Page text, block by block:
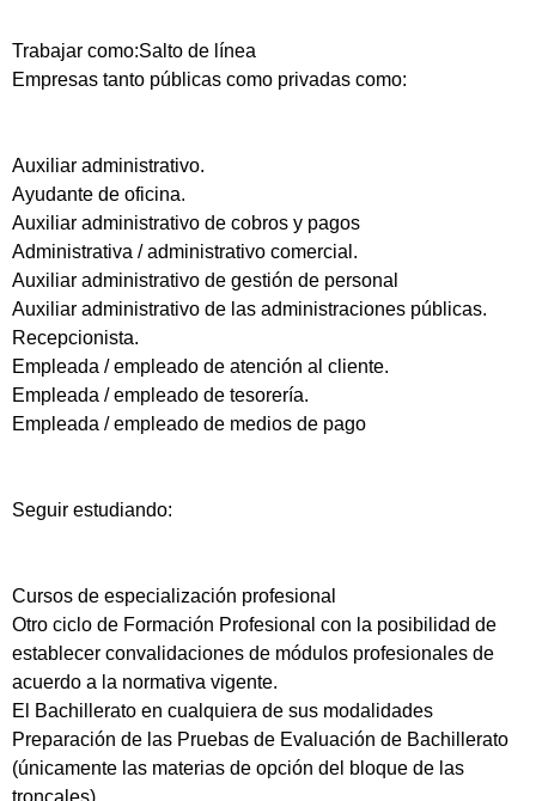
Trabajar como:Salto de línea
Empresas tanto públicas como privadas como:
Auxiliar administrativo.
Ayudante de oficina.
Auxiliar administrativo de cobros y pagos
Administrativa / administrativo comercial.
Auxiliar administrativo de gestión de personal
Auxiliar administrativo de las administraciones públicas.
Recepcionista.
Empleada / empleado de atención al cliente.
Empleada / empleado de tesorería.
Empleada / empleado de medios de pago
Seguir estudiando:
Cursos de especialización profesional
Otro ciclo de Formación Profesional con la posibilidad de
establecer convalidaciones de módulos profesionales de
acuerdo a la normativa vigente.
El Bachillerato en cualquiera de sus modalidades
Preparación de las Pruebas de Evaluación de Bachillerato
(únicamente las materias de opción del bloque de las